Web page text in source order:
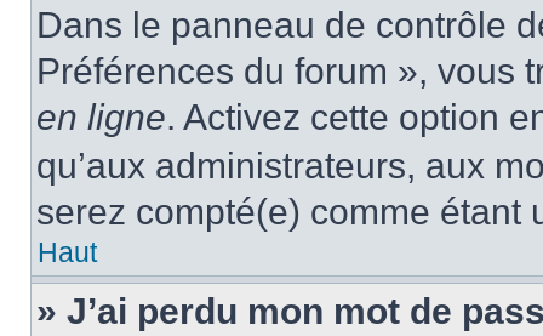
Dans le panneau de contrôle
Préférences du forum », vous
en ligne. Activez cette option
qu’aux administrateurs, aux
serez compté(e) comme étant
Haut
» J’ai perdu mon mot de